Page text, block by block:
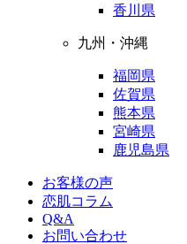
香川県
九州・沖縄
福岡県
佐賀県
熊本県
宮崎県
鹿児島県
お客様の声
恋肌コラム
Q&A
お問い合わせ